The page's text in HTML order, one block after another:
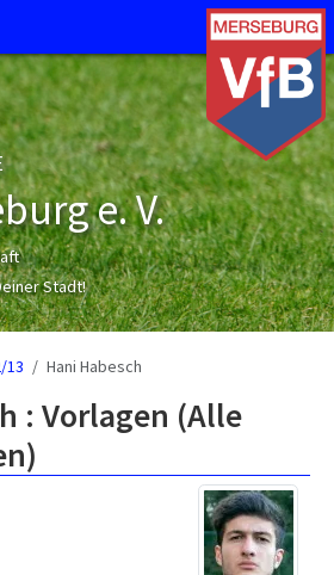
e. V.
Stadt!
13 Hani Habesch
: Vorlagen (Alle